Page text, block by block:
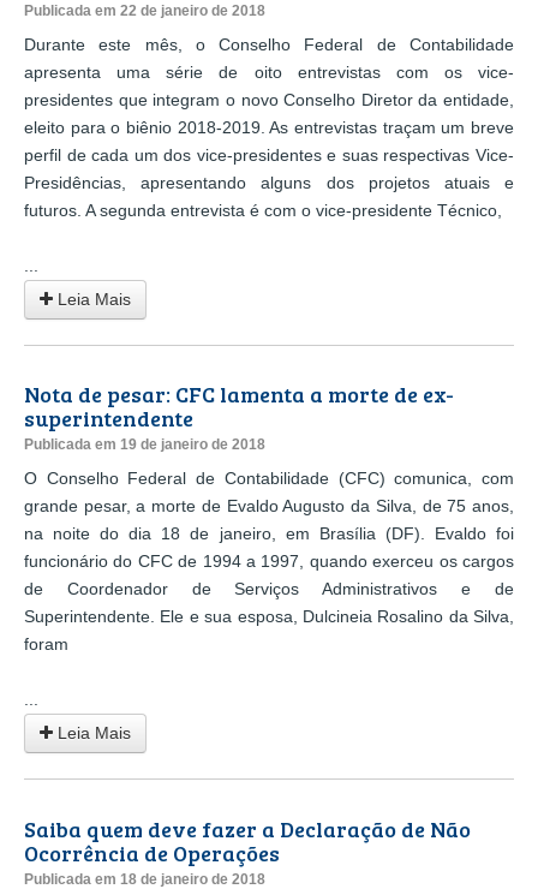
Publicada em 22 de janeiro de 2018
Durante este mês, o Conselho Federal de Contabilidade
apresenta uma série de oito entrevistas com os vice-
presidentes que integram o novo Conselho Diretor da entidade,
eleito para o biênio 2018-2019. As entrevistas traçam um breve
perfil de cada um dos vice-presidentes e suas respectivas Vice-
Presidências, apresentando alguns dos projetos atuais e
futuros. A segunda entrevista é com o vice-presidente Técnico,
Leia Mais
Nota de pesar: CFC lamenta a morte de ex-
superintendente
Publicada em 19 de janeiro de 2018
O Conselho Federal de Contabilidade (CFC) comunica, com
grande pesar, a morte de Evaldo Augusto da Silva, de 75 anos,
na noite do dia 18 de janeiro, em Brasília (DF). Evaldo foi
funcionário do CFC de 1994 a 1997, quando exerceu os cargos
de Coordenador de Serviços Administrativos e de
Superintendente. Ele e sua esposa, Dulcineia Rosalino da Silva,
foram
Leia Mais
Saiba quem deve fazer a Declaração de Não
Ocorrência de Operações
Publicada em 18 de janeiro de 2018